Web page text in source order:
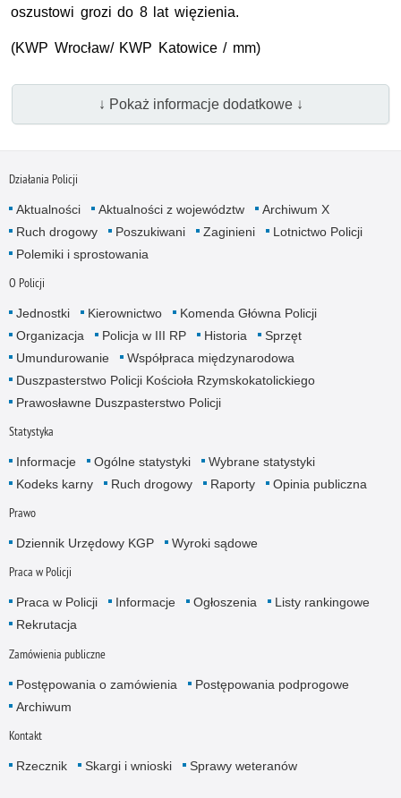
oszustowi grozi do 8 lat więzienia.
(KWP Wrocław/ KWP Katowice / mm)
↓ Pokaż informacje dodatkowe ↓
Działania Policji
Aktualności Aktualności z województw
Archiwum X
Ruch drogowy
Poszukiwani Zaginieni
Lotnictwo Policji
Polemiki i sprostowania
O Policji
Jednostki Kierownictwo
Komenda Główna Policji
Organizacja
Policja w III RP Historia
Sprzęt
Umundurowanie
Współpraca międzynarodowa
Duszpasterstwo Policji Kościoła Rzymskokatolickiego
Prawosławne Duszpasterstwo Policji
Statystyka
Informacje Ogólne statystyki
Wybrane statystyki
Kodeks karny
Ruch drogowy Raporty Opinia publiczna
Prawo
Dziennik Urzędowy KGP Wyroki sądowe
Praca w Policji
Praca w Policji Informacje Ogłoszenia
Listy rankingowe
Rekrutacja
Zamówienia publiczne
Postępowania o zamówienia
Postępowania podprogowe
Archiwum
Kontakt
Rzecznik Skargi i wnioski Sprawy weteranów